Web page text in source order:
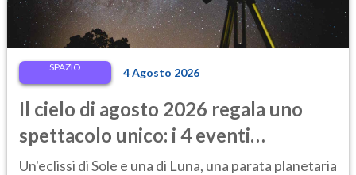
SPAZIO 4 Agosto 2026
Il cielo di agosto 2026 regala uno
spettacolo unico: i 4 eventi
astronomici da vedere
Un'eclissi di Sole e una di Luna, una parata planetaria